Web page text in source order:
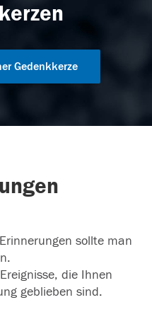
Gedenkkerze
sollte man
die Ihnen
geblieben sind.